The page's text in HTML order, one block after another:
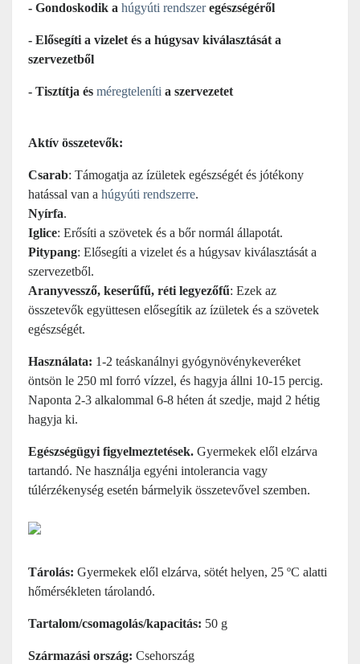
- Gondoskodik a húgyúti rendszeregészségéről
- Elősegíti a vizelet és a húgysav kiválasztását a
szervezetből
- Tisztítja és méregteleníti a szervezetet
Aktív összetevők:
Csarab: Támogatja az ízületek egészségét és jótékony
hatással van a húgyúti rendszerre.
Nyírfa.
Iglice: Erősíti a szövetek és a bőr normál állapotát.
Pitypang: Elősegíti a vizelet és a húgysav kiválasztását a
szervezetből.
Aranyvessző, keserűfű, réti legyezőfű: Ezek az
összetevők együttesen elősegítik az ízületek és a szövetek
egészségét.
Használata: 1-2 teáskanálnyi gyógynövénykeveréket
öntsön le 250 ml forró vízzel, és hagyja állni 10-15 percig.
Naponta 2-3 alkalommal 6-8 héten át szedje, majd 2 hétig
hagyja ki.
Egészségügyi figyelmeztetések. Gyermekek elől elzárva
tartandó. Ne használja egyéni intolerancia vagy
túlérzékenység esetén bármelyik összetevővel szemben.
Tárolás: Gyermekek elől elzárva, sötét helyen, 25 ºC alatti
hőmérsékleten tárolandó.
Tartalom/csomagolás/kapacitás: 50 g
Származási ország: Csehország